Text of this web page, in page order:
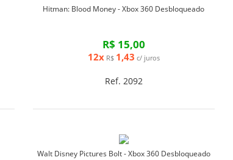
Hitman: Blood Money - Xbox 360 Desbloqueado
R$ 15,00
12xR$ 1,43 c/ juros
Ref. 2092
Walt Disney Pictures Bolt - Xbox 360 Desbloqueado